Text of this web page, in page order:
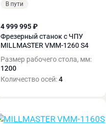
В пути
4 999 995 ₽
Фрезерный станок с ЧПУ
MILLMASTER VMM-1260 S4
Размер рабочего стола, мм:
1200
Количество осей:4